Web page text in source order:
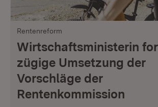
Rentenreform
Wirtschaftsministerin
zügige Umsetzung der
Vorschläge der
Rentenkommission